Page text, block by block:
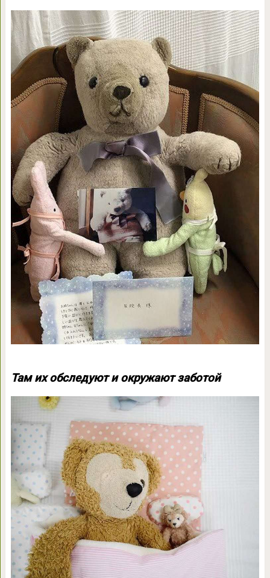
Там их обследуют и окружают заботой